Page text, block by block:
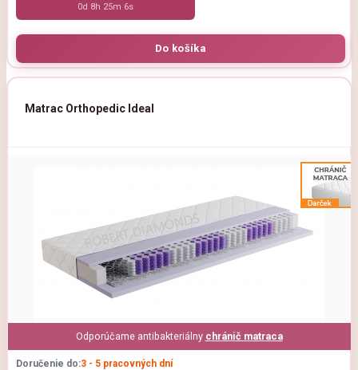
0d 8h 25m 5s
Matrac Orthopedic Ideal
Odporúčame antibakteriálny chránič matraca
Doručenie do:3 - 5 pracovných dní